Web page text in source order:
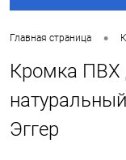
Главная страница •
Кромка ПВХ
Эггер